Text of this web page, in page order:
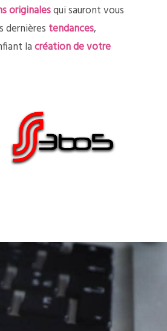
originalesqui sauront vous
dernières tendances,
lacréation de votre